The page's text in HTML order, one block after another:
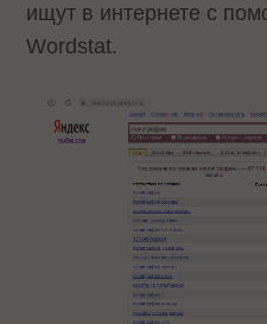
ищут в интернете с
Wordstat.